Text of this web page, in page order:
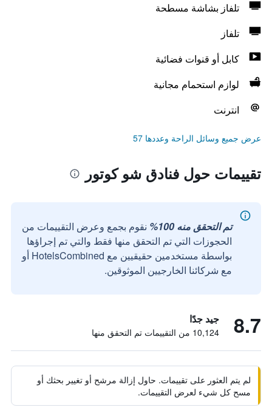
تلفاز بشاشة مسطحة
تلفاز
كابل أو قنوات فضائية
لوازم استحمام مجانية
انترنت
عرض جميع وسائل الراحة وعددها 57
تقييمات حول فنادق شو كوتور
تم التحقق منه 100%
نقوم بجمع وعرض التقييمات من
الحجوزات التي تم التحقق منها فقط والتي تم إجراؤها
بواسطة مستخدمين حقيقيين مع HotelsCombined أو
مع شركائنا الخارجيين الموثوقين.
8.7 جيد جدًا
10,124 من التقييمات تم التحقق منها
لم يتم العثور على تقييمات. حاول إزالة مرشح أو تغيير بحثك أو
مسح كل شيء لعرض التقييمات.